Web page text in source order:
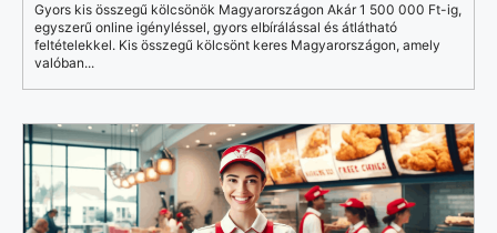
Gyors kis összegű kölcsönök Magyarországon Akár 1 500 000 Ft-ig,
egyszerű online igényléssel, gyors elbírálással és átlátható
feltételekkel. Kis összegű kölcsönt keres Magyarországon, amely
valóban...